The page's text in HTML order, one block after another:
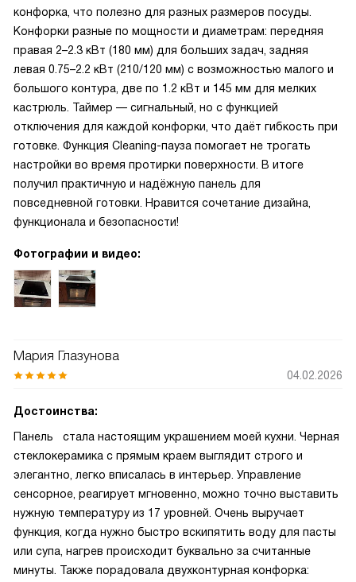
конфорка, что полезно для разных размеров посуды.
Конфорки разные по мощности и диаметрам: передняя
правая 2–2.3 кВт (180 мм) для больших задач, задняя
левая 0.75–2.2 кВт (210/120 мм) с возможностью малого и
большого контура, две по 1.2 кВт и 145 мм для мелких
кастрюль. Таймер — сигнальный, но с функцией
отключения для каждой конфорки, что даёт гибкость при
готовке. Функция Cleaning-пауза помогает не трогать
настройки во время протирки поверхности. В итоге
получил практичную и надёжную панель для
повседневной готовки. Нравится сочетание дизайна,
функционала и безопасности!
Фотографии и видео:
Мария Глазунова
04.02.2026
Достоинства:
Панель стала настоящим украшением моей кухни. Черная
стеклокерамика с прямым краем выглядит строго и
элегантно, легко вписалась в интерьер. Управление
сенсорное, реагирует мгновенно, можно точно выставить
нужную температуру из 17 уровней. Очень выручает
функция, когда нужно быстро вскипятить воду для пасты
или супа, нагрев происходит буквально за считанные
минуты. Также порадовала двухконтурная конфорка: